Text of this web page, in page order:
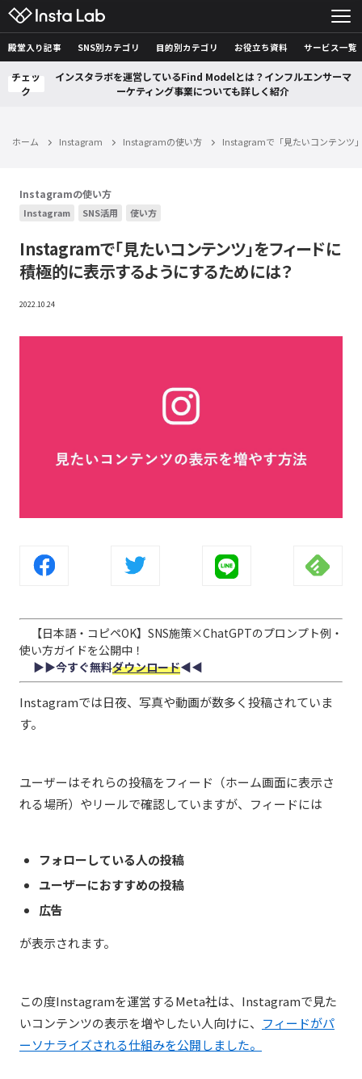
殿堂入り記事 SNS別カテゴリ 目的別カテゴリ お役立ち資料 サービス一覧
チェッ
ク
インスタラボを運営しているFind Modelとは？インフルエンサーマ
ーケティング事業についても詳しく紹介
ホーム Instagram Instagramの使い方 Instagramで「見たいコンテンツ
Instagramの使い方
Instagram SNS活用 使い方
Instagramで「見たいコンテンツ」をフィードに
積極的に表示するようにするためには？
2022.10.24
【日本語・コピペOK】SNS施策×ChatGPTのプロンプト例・
使い方ガイドを公開中！
▶︎▶︎今すぐ無料ダウンロード◀︎◀︎
Instagramでは日夜、写真や動画が数多く投稿されていま
す。
ユーザーはそれらの投稿をフィード（ホーム画面に表示さ
れる場所）やリールで確認していますが、フィードには
フォローしている人の投稿
ユーザーにおすすめの投稿
広告
が表示されます。
この度Instagramを運営するMeta社は、Instagramで見た
いコンテンツの表示を増やしたい人向けに、 フィードがパ
ーソナライズされる仕組みを公開しました。